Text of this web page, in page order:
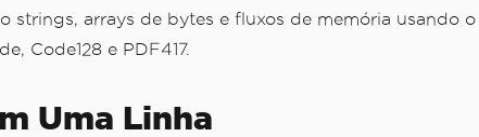
arrays de bytes e fluxos de memória usando o
Code128 e PDF417.
Uma Linha